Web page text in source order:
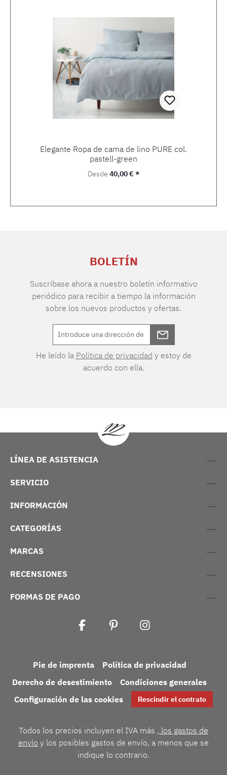
Elegante Ropa de cama de lino PURE col.
pastell-green
Precio normal:
Desde 40,00 € *
BOLETÍN
Suscríbase ahora a nuestro boletín informativo
periódico para recibir a tiempo la información
sobre los nuevos productos y ofertas.
He leído la Política de privacidad y estoy de
acuerdo con ella.
LÍNEA DE ASISTENCIA
SERVICIO
INFORMACIÓN
CATEGORÍAS
MARCAS
RECENSIONES
FORMAS DE PAGO
Pie de imprenta
Política de privacidad
Derecho de desestimiento
Condiciones generales
Configuración de las cookies
Rescindir el contrato
Todos los precios incluyen el IVA más , los gastos de
envío y los posibles gastos de envío, a menos que se
indique lo contrario.